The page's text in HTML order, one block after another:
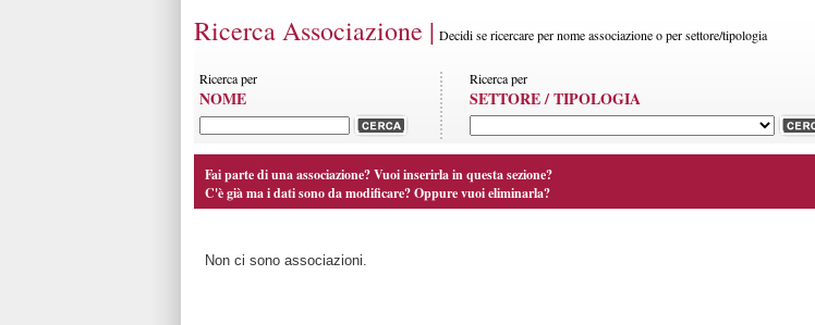
Ricerca Associazione | Decidi se ricercare per nome associazione o per settore/tipologia
Ricerca per
NOME
Ricerca per
SETTORE / TIPOLOGIA
Fai parte di una associazione? Vuoi inserirla in questa sezione?
C'è già ma i dati sono da modificare? Oppure vuoi eliminarla?
Non ci sono associazioni.